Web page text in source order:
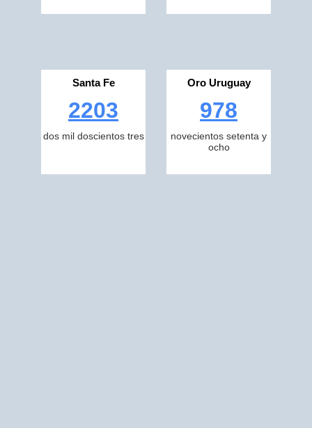
Santa Fe
2203
dos mil doscientos tres
Oro Uruguay
978
novecientos setenta y
ocho